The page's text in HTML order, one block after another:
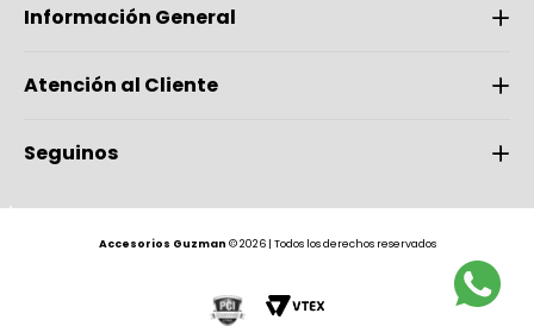
Información General
Atención al Cliente
Seguinos
Accesorios Guzman © 2026 | Todos los derechos reservados